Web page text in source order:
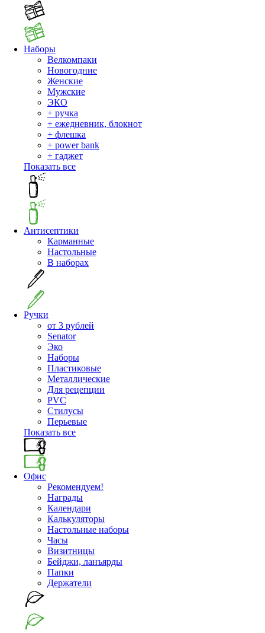
Наборы
Велкомпаки
Новогодние
Женские
Мужские
ЭКО
+ ручка
+ ежедневник, блокнот
+ флешка
+ power bank
+ гаджет
Показать все
Антисептики
Карманные
Настольные
В наборах
Ручки
от 3 рублей
Senator
Эко
Наборы
Пластиковые
Металлические
Для рецепции
PVC
Стилусы
Перьевые
Показать все
Офис
Рекомендуем!
Награды
Календари
Калькуляторы
Настольные наборы
Часы
Визитницы
Бейджи, ланъярды
Папки
Держатели